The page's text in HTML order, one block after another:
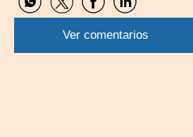
Compartir
por
WhatsApp
Compartir
por
Twitter
Compartir
por
Facebook
Compartir
por
Linkedin
Ver comentarios